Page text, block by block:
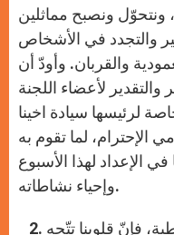
ونتحوّل ونصبح مماثلين
والتجدد في الأشخاص
والقربان. وأودّ أن
لأعضاء اللجنة
لرئيسها سيادة اخينا
الإحترام، لما تقوم به
الإعداد لهذا الأسبوع
وإحياء نشاطاته.
2. وإذ نلتقي في هذه الكنيسة القبطية، فإنّ قلوبنا تتّجه